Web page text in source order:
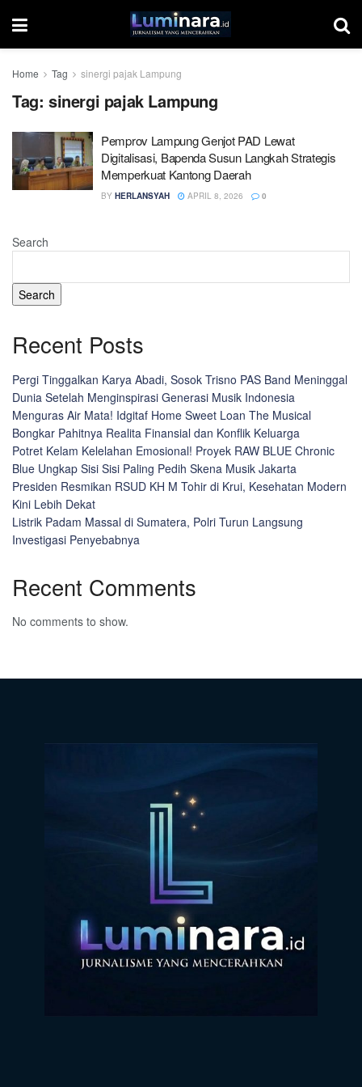
Home Tag sinergi pajak Lampung
Tag: sinergi pajak Lampung
Pemprov Lampung Genjot PAD Lewat
Digitalisasi, Bapenda Susun Langkah Strategis
Memperkuat Kantong Daerah
BY HERLANSYAH APRIL 8, 2026 0
Search
Search
Recent Posts
Pergi Tinggalkan Karya Abadi, Sosok Trisno PAS Band Meninggal
Dunia Setelah Menginspirasi Generasi Musik Indonesia
Menguras Air Mata! Idgitaf Home Sweet Loan The Musical
Bongkar Pahitnya Realita Finansial dan Konflik Keluarga
Potret Kelam Kelelahan Emosional! Proyek RAW BLUE Chronic
Blue Ungkap Sisi Sisi Paling Pedih Skena Musik Jakarta
Presiden Resmikan RSUD KH M Tohir di Krui, Kesehatan Modern
Kini Lebih Dekat
Listrik Padam Massal di Sumatera, Polri Turun Langsung
Investigasi Penyebabnya
Recent Comments
No comments to show.